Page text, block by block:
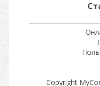
Copyright